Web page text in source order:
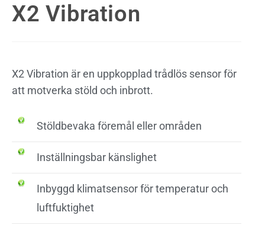
X2 Vibration
X2 Vibration är en uppkopplad trådlös sensor för
att motverka stöld och inbrott.
Stöldbevaka föremål eller områden
Inställningsbar känslighet
Inbyggd klimatsensor för temperatur och
luftfuktighet